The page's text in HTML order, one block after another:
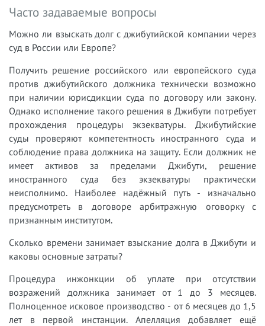
Часто задаваемые вопросы
Можно ли взыскать долг с джибутийской компании через
суд в России или Европе?
Получить решение российского или европейского суда
против джибутийского должника технически возможно
при наличии юрисдикции суда по договору или закону.
Однако исполнение такого решения в Джибути потребует
прохождения процедуры экзекватуры. Джибутийские
суды проверяют компетентность иностранного суда и
соблюдение права должника на защиту. Если должник не
имеет активов за пределами Джибути, решение
иностранного суда без экзекватуры практически
неисполнимо. Наиболее надёжный путь - изначально
предусмотреть в договоре арбитражную оговорку с
признанным институтом.
Сколько времени занимает взыскание долга в Джибути и
каковы основные затраты?
Процедура инжонкции об уплате при отсутствии
возражений должника занимает от 1 до 3 месяцев.
Полноценное исковое производство - от 6 месяцев до 1,5
лет в первой инстанции. Апелляция добавляет ещё